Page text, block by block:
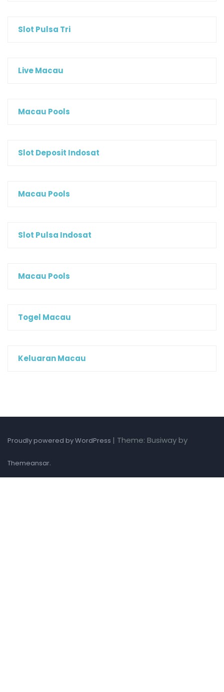
Slot Pulsa Tri
Live Macau
Macau Pools
Slot Deposit Indosat
Macau Pools
Slot Pulsa Indosat
Macau Pools
Togel Macau
Keluaran Macau
Proudly powered by WordPress | Theme: Busiway by
Themeansar.